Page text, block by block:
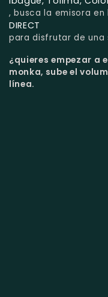
, busca la emisora
DIRECT
para disfrutar de una
¿quieres empezar a
monka, sube el
línea.